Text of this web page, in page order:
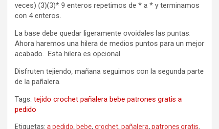
veces) (3)(3)* 9 enteros repetimos de * a * y terminamos
con 4 enteros.
La base debe quedar ligeramente ovoidales las puntas.
Ahora haremos una hilera de medios puntos para un mejor
acabado. Esta hilera es opcional.
Disfruten tejiendo, mañana seguimos con la segunda parte
de la pañalera.
Tags: tejido crochet pañalera bebe patrones gratis a
pedido
Etiquetas: a pedido, bebe, crochet, pañalera, patrones gratis,